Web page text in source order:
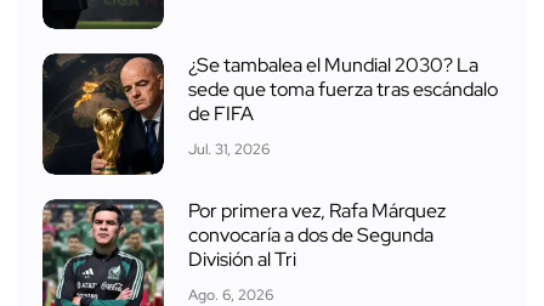
¿Se tambalea el Mundial 2030? La
sede que toma fuerza tras escándalo
de FIFA
Jul. 31, 2026
Por primera vez, Rafa Márquez
convocaría a dos de Segunda
División al Tri
Ago. 6, 2026